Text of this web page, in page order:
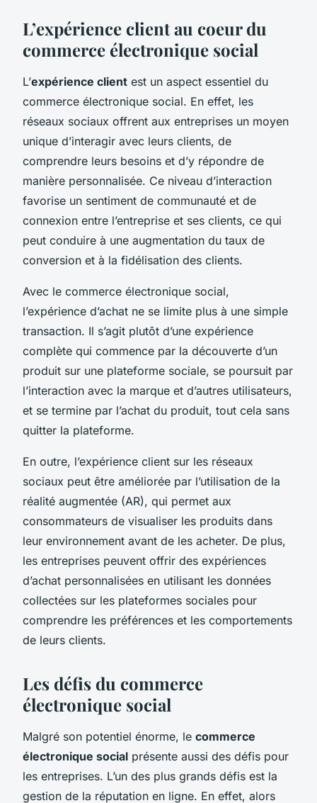
L’expérience client au coeur du
commerce électronique social
L’expérience client est un aspect essentiel du
commerce électronique social. En effet, les
réseaux sociaux offrent aux entreprises un moyen
unique d’interagir avec leurs clients, de
comprendre leurs besoins et d’y répondre de
manière personnalisée. Ce niveau d’interaction
favorise un sentiment de communauté et de
connexion entre l’entreprise et ses clients, ce qui
peut conduire à une augmentation du taux de
conversion et à la fidélisation des clients.
Avec le commerce électronique social,
l’expérience d’achat ne se limite plus à une simple
transaction. Il s’agit plutôt d’une expérience
complète qui commence par la découverte d’un
produit sur une plateforme sociale, se poursuit par
l’interaction avec la marque et d’autres utilisateurs,
et se termine par l’achat du produit, tout cela sans
quitter la plateforme.
En outre, l’expérience client sur les réseaux
sociaux peut être améliorée par l’utilisation de la
réalité augmentée (AR), qui permet aux
consommateurs de visualiser les produits dans
leur environnement avant de les acheter. De plus,
les entreprises peuvent offrir des expériences
d’achat personnalisées en utilisant les données
collectées sur les plateformes sociales pour
comprendre les préférences et les comportements
de leurs clients.
Les défis du commerce
électronique social
Malgré son potentiel énorme, le commerce
électronique social présente aussi des défis pour
les entreprises. L’un des plus grands défis est la
gestion de la réputation en ligne. En effet, alors